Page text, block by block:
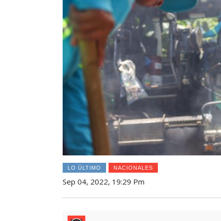
LO ÚLTIMO NACIONALES
Sep 04, 2022, 19:29 Pm